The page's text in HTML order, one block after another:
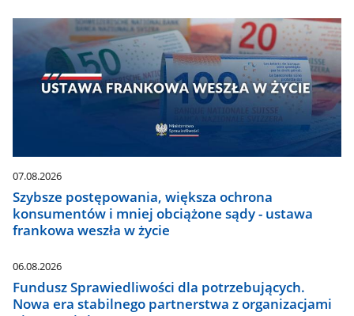
07.08.2026
Szybsze postępowania, większa ochrona
konsumentów i mniej obciążone sądy - ustawa
frankowa weszła w życie
06.08.2026
Fundusz Sprawiedliwości dla potrzebujących.
Nowa era stabilnego partnerstwa z organizacjami